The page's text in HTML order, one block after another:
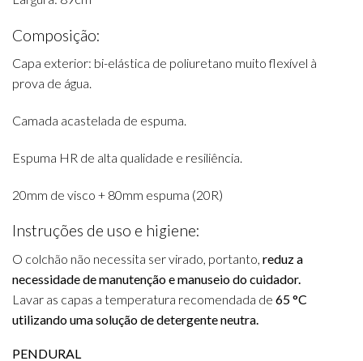
Composição:
Capa exterior: bi-elástica de poliuretano muito flexível à
prova de água.
Camada acastelada de espuma.
Espuma HR de alta qualidade e resiliência.
20mm de visco + 80mm espuma (20R)
Instruções de uso e higiene:
O colchão não necessita ser virado, portanto, reduz a
necessidade de manutenção e manuseio do cuidador.
Lavar as capas a temperatura recomendada de 65 °C
utilizando uma solução de detergente neutra.
PENDURAL